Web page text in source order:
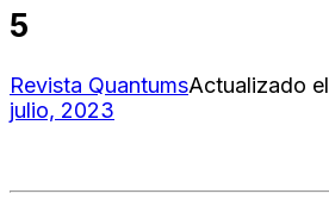
5
Revista QuantumsActualizado el
julio, 2023